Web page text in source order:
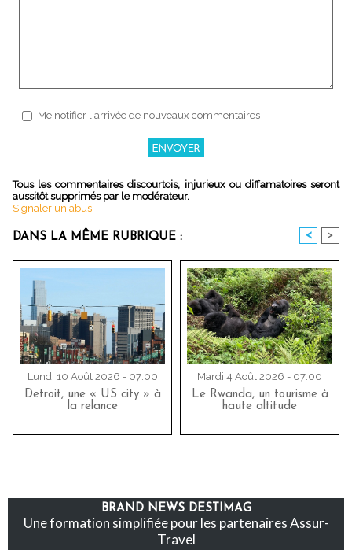
Me notifier l'arrivée de nouveaux commentaires
Tous les commentaires discourtois, injurieux ou diffamatoires seront
aussitôt supprimés par le modérateur.
Signaler un abus
DANS LA MÊME RUBRIQUE : < >
Lundi 10 Août 2026 - 07:00
Detroit, une « US city » à
la relance
Mardi 4 Août 2026 - 07:00
Le Rwanda, un tourisme à
haute altitude
BRAND NEWS DESTIMAG
Une formation simplifiée pour les partenaires Assur-
Travel